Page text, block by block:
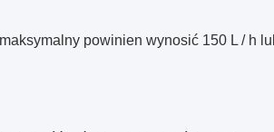
powinien wynosić 150 L / h